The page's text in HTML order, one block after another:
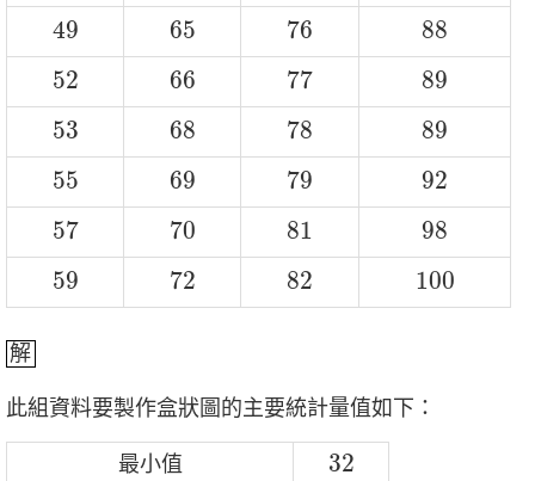
49
49 65
65 76
76 88
88
52
52 66
66 77
77 89
89
53
53 68
68 78
78 89
89
55
55 69
69 79
79 92
92
57
57 70
70 81
81 98
98
59
59 72
72 82
82 100
100
解
此組資料要製作盒狀圖的主要統計量值如下：
最小值 32
32